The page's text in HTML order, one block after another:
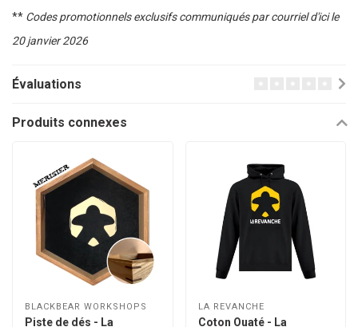
** Codes promotionnels exclusifs communiqués par courriel d'ici le
20 janvier 2026
Évaluations
Produits connexes
BLACKBEAR WORKSHOPS
Piste de dés - La
LA REVANCHE
Coton Ouaté - La